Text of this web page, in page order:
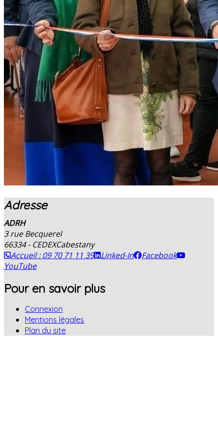
Adresse
ADRH
3 rue Becquerel
66334 - CEDEXCabestany
Accueil : 09 70 71 11 39
Linked-In
Facebook
YouTube
Pour en savoir plus
Connexion
Mentions légales
Plan du site